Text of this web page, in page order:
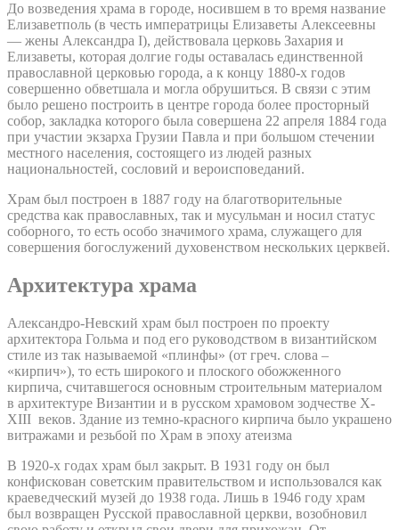
До возведения храма в городе, носившем в то время название
Елизаветполь (в честь императрицы Елизаветы Алексеевны
— жены Александра I), действовала церковь Захария и
Елизаветы, которая долгие годы оставалась единственной
православной церковью города, а к концу 1880-х годов
совершенно обветшала и могла обрушиться. В связи с этим
было решено построить в центре города более просторный
собор, закладка которого была совершена 22 апреля 1884 года
при участии экзарха Грузии Павла и при большом стечении
местного населения, состоящего из людей разных
национальностей, сословий и вероисповеданий.
Храм был построен в 1887 году на благотворительные
средства как православных, так и мусульман и носил статус
соборного, то есть особо значимого храма, служащего для
совершения богослужений духовенством нескольких церквей.
Архитектура храма
Александро-Невский храм был построен по проекту
архитектора Гольма и под его руководством в византийском
стиле из так называемой «плинфы» (от греч. слова –
«кирпич»), то есть широкого и плоского обожженного
кирпича, считавшегося основным строительным материалом
в архитектуре Византии и в русском храмовом зодчестве X-
XIII веков. Здание из темно-красного кирпича было украшено
витражами и резьбой по Храм в эпоху атеизма
В 1920-х годах храм был закрыт. В 1931 году он был
конфискован советским правительством и использовался как
краеведческий музей до 1938 года. Лишь в 1946 году храм
был возвращен Русской православной церкви, возобновил